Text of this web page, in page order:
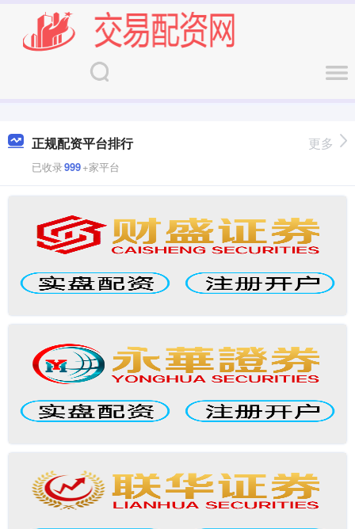
正规配资平台排行
已收录999+家平台
更多